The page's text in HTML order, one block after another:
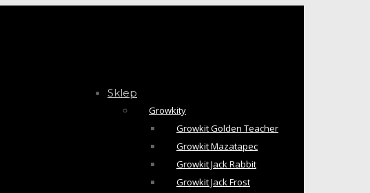
Sklep
Growkity
Growkit Golden Teacher
Growkit Mazatapec
Growkit Jack Rabbit
Growkit Jack Frost